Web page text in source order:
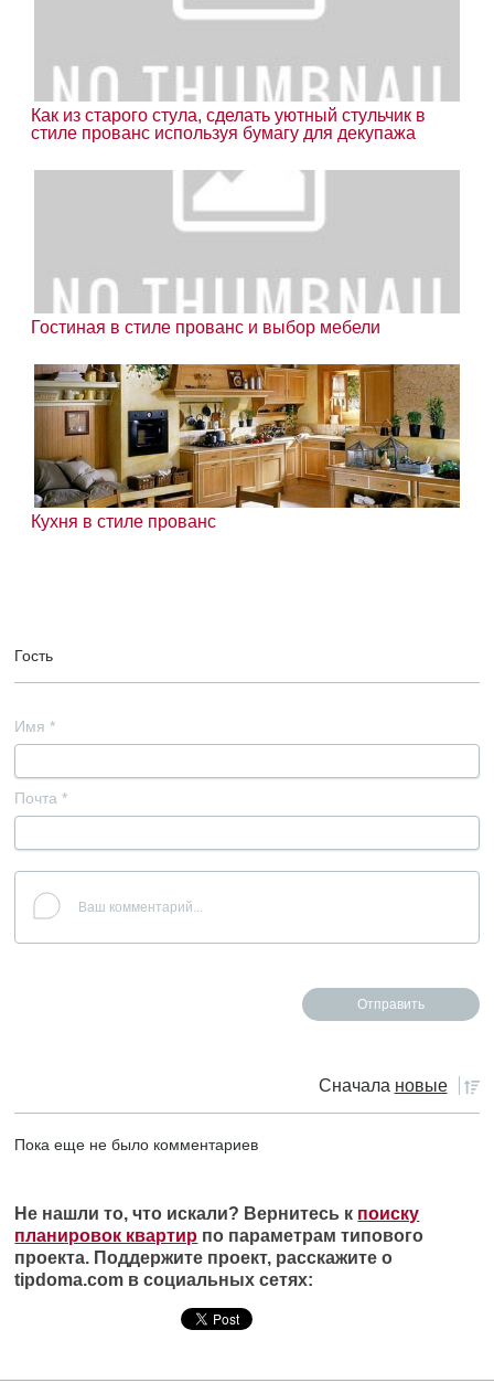
Как из старого стула, сделать уютный стульчик в
стиле прованс используя бумагу для декупажа
Гостиная в стиле прованс и выбор мебели
Кухня в стиле прованс
Гость
Имя *
Почта *
Сначала новые
Пока еще не было комментариев
Не нашли то, что искали? Вернитесь к поиску
планировок квартир по параметрам типового
проекта. Поддержите проект, расскажите о
tipdoma.com в социальных сетях: